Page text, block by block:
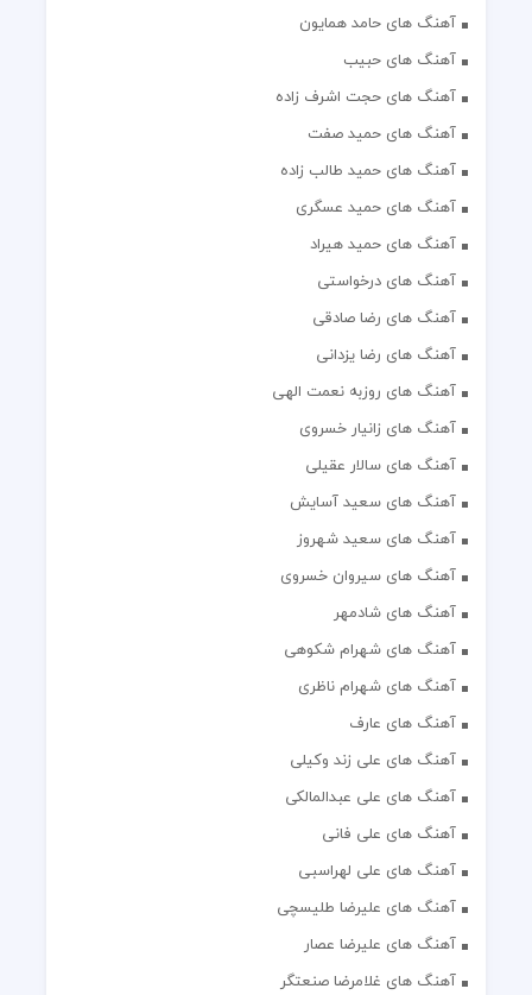
آهنگ های حامد همایون
آهنگ های حبیب
آهنگ های حجت اشرف زاده
آهنگ های حمید صفت
آهنگ های حمید طالب زاده
آهنگ های حمید عسگری
آهنگ های حمید هیراد
آهنگ های درخواستی
آهنگ های رضا صادقی
آهنگ های رضا یزدانی
آهنگ های روزبه نعمت الهی
آهنگ های زانیار خسروی
آهنگ های سالار عقیلی
آهنگ های سعید آسایش
آهنگ های سعید شهروز
آهنگ های سیروان خسروی
آهنگ های شادمهر
آهنگ های شهرام شکوهی
آهنگ های شهرام ناظری
آهنگ های عارف
آهنگ های علی زند وکیلی
آهنگ های علی عبدالمالکی
آهنگ های علی فانی
آهنگ های علی لهراسبی
آهنگ های علیرضا طلیسچی
آهنگ های علیرضا عصار
آهنگ های غلامرضا صنعتگر